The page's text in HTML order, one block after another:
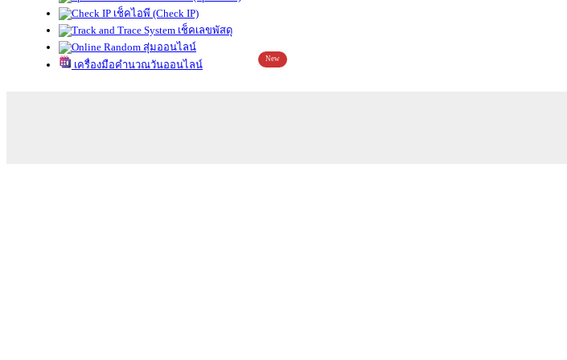
เช็คไอพี (Check IP)
เช็คเลขพัสดุ
สุ่มออนไลน์
เครื่องมือคำนวณวันออนไลน์
New